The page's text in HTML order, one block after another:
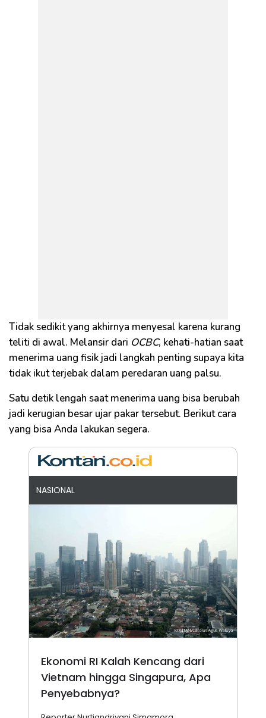
Tidak sedikit yang akhirnya menyesal karena kurang
teliti di awal. Melansir dari OCBC, kehati-hatian saat
menerima uang fisik jadi langkah penting supaya kita
tidak ikut terjebak dalam peredaran uang palsu.
Satu detik lengah saat menerima uang bisa berubah
jadi kerugian besar ujar pakar tersebut. Berikut cara
yang bisa Anda lakukan segera.
NASIONAL
Ekonomi RI Kalah Kencang dari
Vietnam hingga Singapura, Apa
Penyebabnya?